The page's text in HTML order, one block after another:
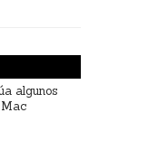
algunos